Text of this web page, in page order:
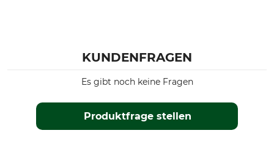
KUNDENFRAGEN
Produktfrage stellen
Es gibt noch keine Fragen